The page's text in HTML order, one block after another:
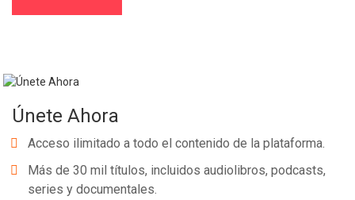
Únete Ahora
Acceso ilimitado a todo el contenido de la plataforma.
Más de 30 mil títulos, incluidos audiolibros, podcasts,
series y documentales.